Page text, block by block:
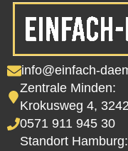
info@einfach-
Zentrale Minden:
Krokusweg 4,
0571 911 945 30
Standort Hamburg: